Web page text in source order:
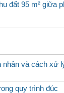
đất 95 m² giữa
nhân và cách xử
quy trình đúc